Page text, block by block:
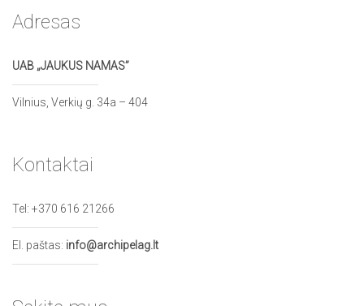
Adresas
UAB „JAUKUS NAMAS”
Vilnius, Verkių g. 34a – 404
Kontaktai
Tel: +370 616 21266
El. paštas: info@archipelag.lt